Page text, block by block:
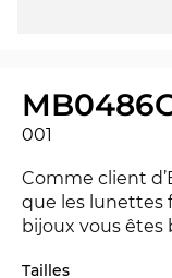
001
Comme client
que les lunettes
bijoux vous êtes
dans le marché
Tailles